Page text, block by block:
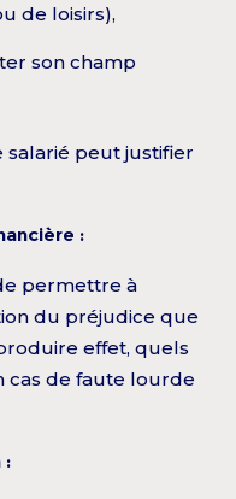
de loisirs),
son champ
salarié peut justifier
:
permettre à
du préjudice que
effet, quels
cas de faute lourde
: